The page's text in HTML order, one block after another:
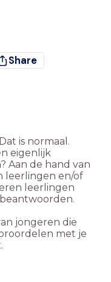
Share
is normaal.
eigenlijk
Aan de hand van
leerlingen en/of
leerlingen
jongeren die
met je